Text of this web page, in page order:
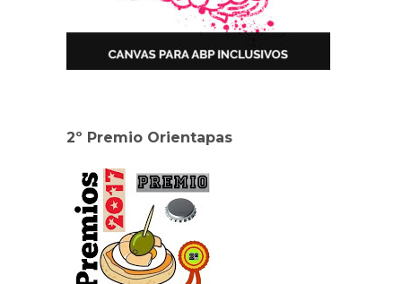
2º Premio Orientapas